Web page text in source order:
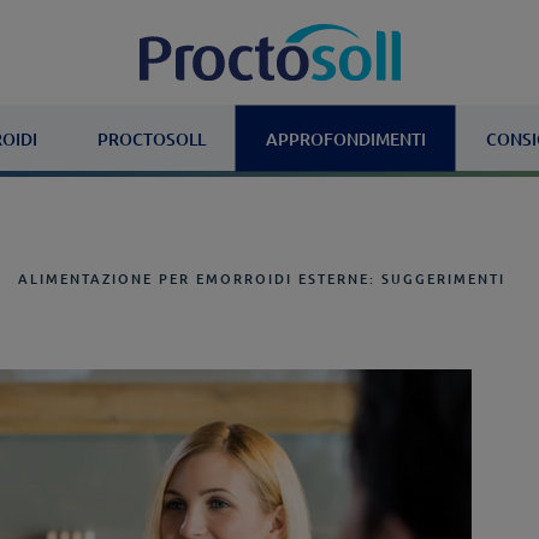
PROCTOSOLL APPROFONDIMENTI
ALIMENTAZIONE PER EMORROIDI ESTERNE: SUGGERIMENTI